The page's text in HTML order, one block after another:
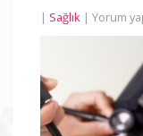
| Sağlık | Yorum